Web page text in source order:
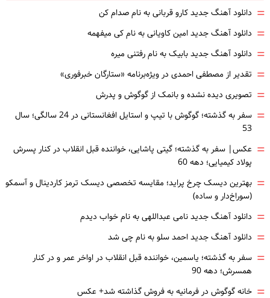
= دانلود آهنگ جدید کارو قربانی به نام صدام کن
= دانلود آهنگ جدید امین کاویانی به نام کی میفهمه
= دانلود آهنگ جدید بابیک به نام رفتنی میره
= تقدیر از مصطفی احمدی در ویژه‌برنامه «ستارگان خبرفوری»
= تصویری دیده نشده و بانمک از گوگوش و پدرش
=
سفر به گذشته؛ گوگوش با تیپ و استایل افغانستانی در 24 سالگی؛ سال
53
= عکس| سفر به گذشته؛ گیتی پاشایی، خواننده قبل انقلاب در کنار پسرش
پولاد کیمیایی؛ دهه 60
= بهترین دیسک چرخ پراید؛ مقایسه تخصصی دیسک ترمز کاردینال و آسمکو
(سوراخ‌دار و ساده)
= دانلود آهنگ جدید نامی عبداللهی به نام خواب دیدم
= دانلود آهنگ جدید احمد سلو به نام چی شد
= سفر به گذشته؛ یاسمین، خواننده قبل انقلاب در اواخر عمر و در کنار
همسرش؛ دهه 90
= خانه گوگوش در فرمانیه به فروش گذاشته شد+ عکس